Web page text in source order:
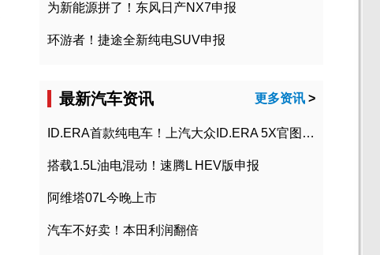
为新能源拼了！东风日产NX7申报
环游者！捷途全新纯电SUV申报
最新汽车资讯 更多资讯 >
ID.ERA首款纯电车！上汽大众ID.ERA 5X官图发布
搭载1.5L油电混动！速腾L HEV版申报
阿维塔07L今晚上市
汽车不好卖！本田利润翻倍